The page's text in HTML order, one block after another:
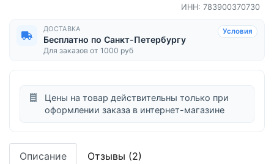
ИНН: 783900370730
ДОСТАВКА
Бесплатно по Санкт-Петербургу
Для заказов от 1000 руб
Условия
Цены на товар действительны только при
оформлении заказа в интернет-магазине
Описание Отзывы (2)